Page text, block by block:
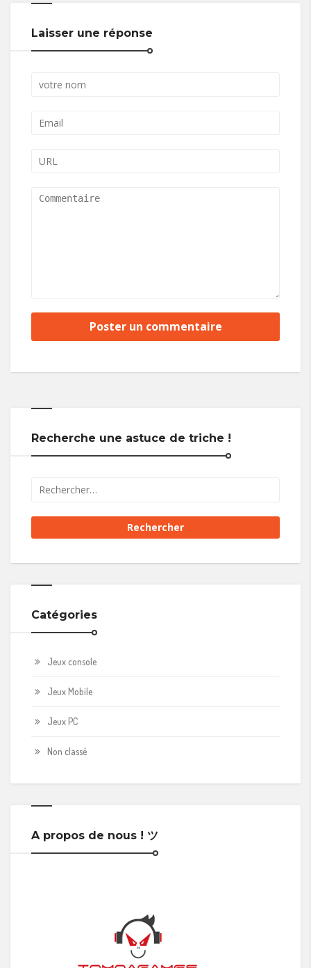
Laisser une réponse
Recherche une astuce de triche !
Catégories
Jeux console
Jeux Mobile
Jeux PC
Non classé
A propos de nous ! ツ